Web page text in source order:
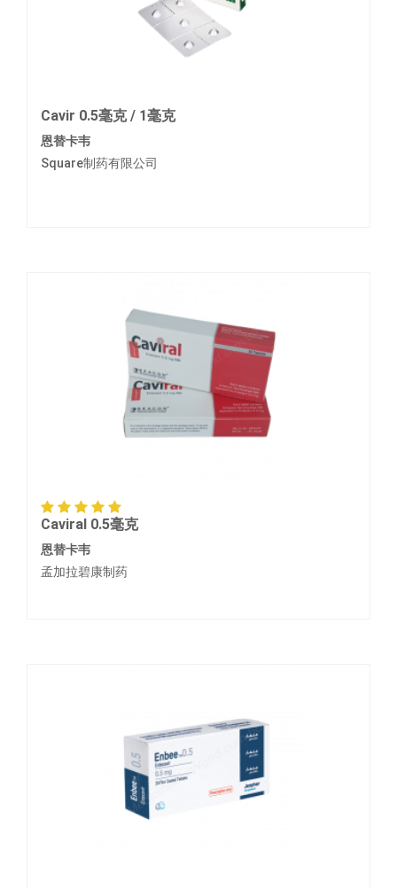
Cavir 0.5毫克 / 1毫克
恩替卡韦
Square制药有限公司
Caviral 0.5毫克
恩替卡韦
孟加拉碧康制药